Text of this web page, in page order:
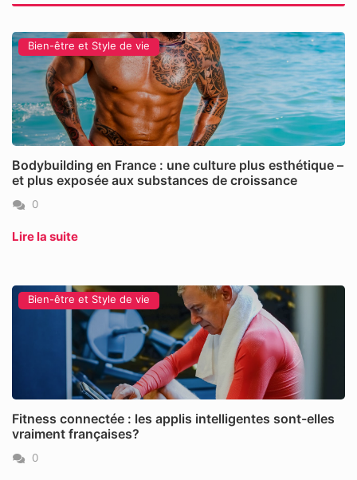
Bien-être et Style de vie
Bodybuilding en France : une culture plus esthétique –
et plus exposée aux substances de croissance
0
Lire la suite
Bien-être et Style de vie
Fitness connectée : les applis intelligentes sont-elles
vraiment françaises?
0